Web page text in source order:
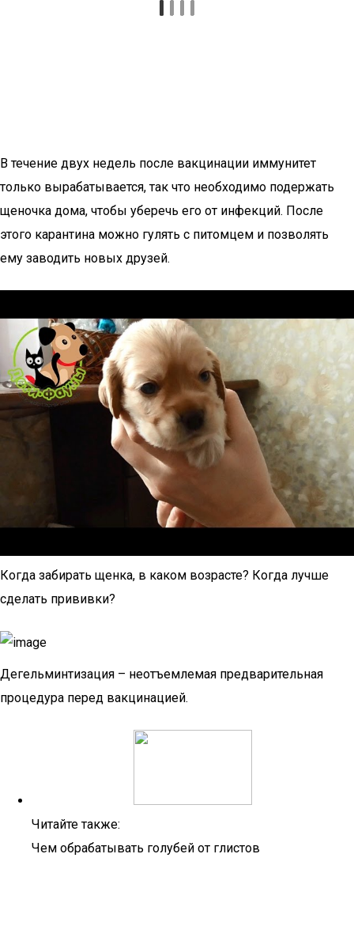
В течение двух недель после вакцинации иммунитет
только вырабатывается, так что необходимо подержать
щеночка дома, чтобы уберечь его от инфекций. После
этого карантина можно гулять с питомцем и позволять
ему заводить новых друзей.
Когда забирать щенка, в каком возрасте? Когда лучше
сделать прививки?
Дегельминтизация – неотъемлемая предварительная
процедура перед вакцинацией.
Читайте также:
Чем обрабатывать голубей от глистов